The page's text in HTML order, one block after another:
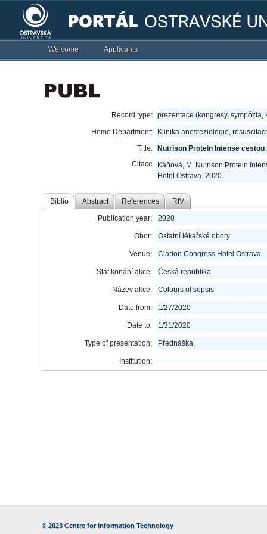
Welcome Applicants
Record type: prezentace (kongresy, sympózia,
Home Department:
Klinika anesteziologie,
Title:
Nutrison Protein Intense
Citace
Káňová, M. Nutrison Protein
Hotel Ostrava. 2020.
Biblio Abstract References RIV
Publication year: 2020
Obor: Ostatní lékařské obory
Venue: Clarion Congress Hotel Ostrava
Stát konání akce: Česká republika
Název akce: Colours of sepsis
Date from: 1/27/2020
Date to: 1/31/2020
Type of presentation: Přednáška
Institution:
© 2023 Centre for Information Technology